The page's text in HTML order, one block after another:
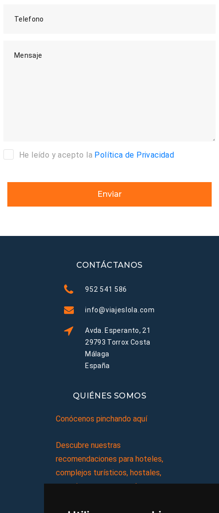
Telefono
Mensaje
He leído y acepto la Política de Privacidad
Enviar
CONTÁCTANOS
952 541 586
info@viajeslola.com
Avda. Esperanto, 21
29793 Torrox Costa
Málaga
España
QUIÉNES SOMOS
Conócenos pinchando aquí
Descubre nuestras
recomendaciones para hoteles,
complejos turísticos, hostales,
vacaciones, paquetes de